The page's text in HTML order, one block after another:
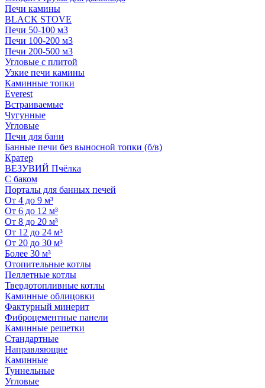
Печи камины
BLACK STOVE
Печи 50-100 м3
Печи 100-200 м3
Печи 200-500 м3
Угловые с плитой
Узкие печи камины
Каминные топки
Everest
Встраиваемые
Чугунные
Угловые
Печи для бани
Банные печи без выносной топки (б/в)
Кратер
ВЕЗУВИЙ Пчёлка
С баком
Порталы для банных печей
От 4 до 9 м³
От 6 до 12 м³
От 8 до 20 м³
От 12 до 24 м³
От 20 до 30 м³
Более 30 м³
Отопительные котлы
Пеллетные котлы
Твердотопливные котлы
Каминные облицовки
Фактурный минерит
Фиброцементные панели
Каминные решетки
Стандартные
Направляющие
Каминные
Туннельные
Угловые